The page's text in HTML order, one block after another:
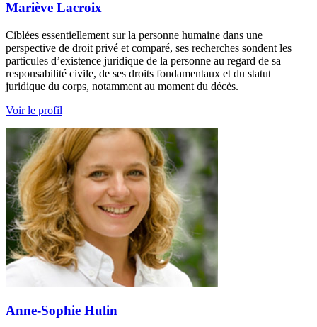
Mariève Lacroix
Ciblées essentiellement sur la personne humaine dans une
perspective de droit privé et comparé, ses recherches sondent les
particules d’existence juridique de la personne au regard de sa
responsabilité civile, de ses droits fondamentaux et du statut
juridique du corps, notamment au moment du décès.
Voir le profil
Anne-Sophie Hulin